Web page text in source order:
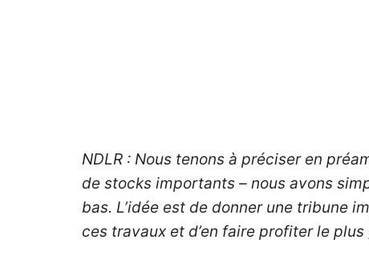
NDLR : Nous tenons à préciser en
de stocks importants – nous avons
bas. L’idée est de donner une tribune
ces travaux et d’en faire profiter le